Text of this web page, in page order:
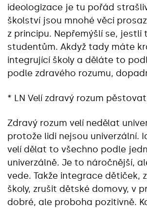
ideologizace je tu pořád
školství jsou mnohé věci
z principu. Nepřemýšlí se, jestli
studentům. Akdyž tady máte
integrující školy a děláte to
podle zdravého rozumu,
* LN Velí zdravý rozum
Zdravý rozum velí nedělat
protože lidi nejsou univerzální.
velí dělat to všechno podle
univerzálně. Je to náročnější,
vede. Takže integrace dětiček,
školy, zrušit dětské domovy, v
dobré, ale proboha pozitivně.